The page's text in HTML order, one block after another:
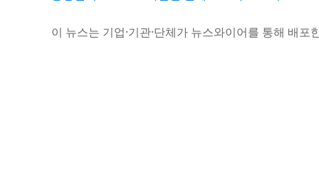
이 뉴스는 기업·기관·단체가 뉴스와이어를 통해 배